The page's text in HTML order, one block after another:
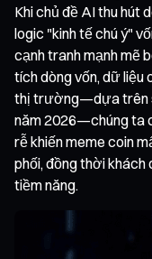
Khi chủ đề AI thu hút
logic "kinh tế chú ý"
cạnh tranh mạnh mẽ
tích dòng vốn, dữ liệu
thị trường—dựa trên
năm 2026—chúng ta
rễ khiến meme coin
phối, đồng thời khách
tiềm năng.